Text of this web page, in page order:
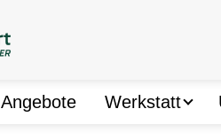
Angebote
Werkstatt